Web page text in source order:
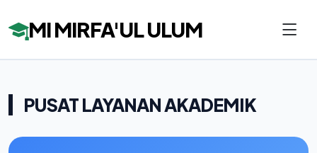
MI MIRFA'UL ULUM
PUSAT LAYANAN AKADEMIK